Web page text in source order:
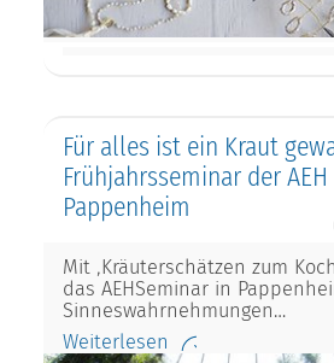
Für alles ist ein Kraut
Frühjahrsseminar der
Pappenheim
Mit ‚Kräuterschätzen zum
das AEHSeminar in
Sinneswahrnehmungen…
Weiterlesen